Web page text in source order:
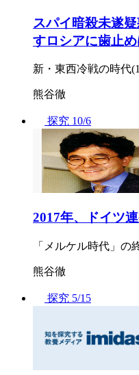
スパイ暗殺未遂
すロシアに歯止
新・東西冷戦の時代
熊谷徹
探究 10/6
2017年、ドイツ
「メルケル時代」の
熊谷徹
探究 5/15